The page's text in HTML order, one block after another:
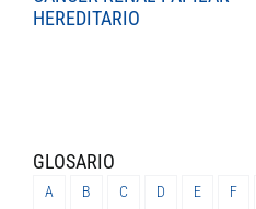
HEREDITARIO
GLOSARIO
A B C D E F